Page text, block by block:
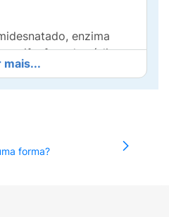
enzima
trifosfato de sódio,
de sódio,
mais...
forma?